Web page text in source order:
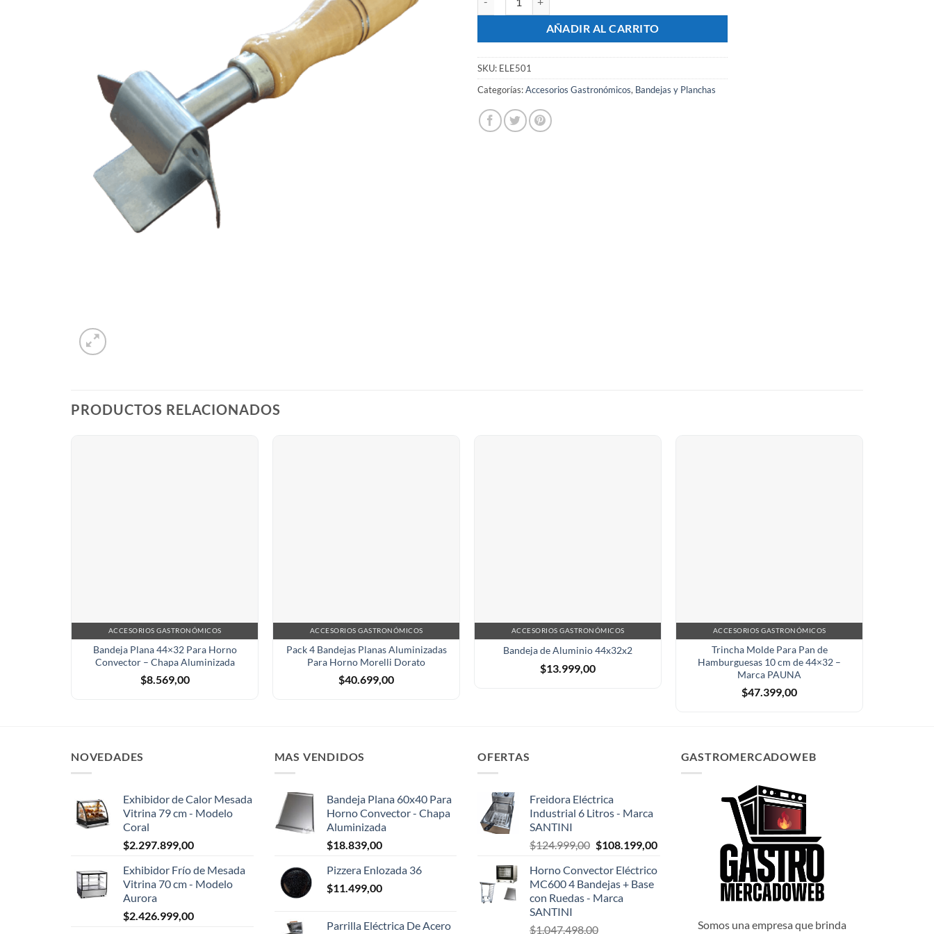
AÑADIR AL CARRITO
SKU: ELE501
Categorías:Accesorios Gastronómicos, Bandejas y Planchas
PRODUCTOS RELACIONADOS
ACCESORIOS GASTRONÓMICOS
Bandeja Plana 44×32 Para Horno
Convector – Chapa Aluminizada
$8.569,00
ACCESORIOS GASTRONÓMICOS
Pack 4 Bandejas Planas Aluminizadas
Para Horno Morelli Dorato
$40.699,00
ACCESORIOS GASTRONÓMICOS
Bandeja de Aluminio 44x32x2
$13.999,00
ACCESORIOS GASTRONÓMICOS
Trincha Molde Para Pan de
Hamburguesas 10 cm de 44×32 –
Marca PAUNA
$47.399,00
NOVEDADES
Exhibidor de Calor Mesada
Vitrina 79 cm - Modelo
Coral
$2.297.899,00
Exhibidor Frío de Mesada
Vitrina 70 cm - Modelo
Aurora
$2.426.999,00
MAS VENDIDOS
Bandeja Plana 60x40 Para
Horno Convector - Chapa
Aluminizada
$18.839,00
Pizzera Enlozada 36
$11.499,00
Parrilla Eléctrica De Acero
OFERTAS
Freidora Eléctrica
Industrial 6 Litros - Marca
SANTINI
$124.999,00 El
original
era:
$124.999,00.
$108.199,00El
actual
Horno Convector Eléctrico
MC600 4 Bandejas + Base
con Ruedas - Marca
SANTINI
$1.047.498,00
GASTROMERCADOWEB
Somos una empresa que brinda